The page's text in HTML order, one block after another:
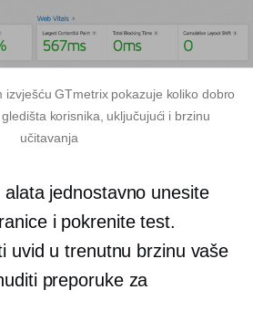
izvješću GTmetrix pokazuje koliko dobro
korisnika, uključujući i brzinu
učitavanja
jednostavno unesite
i pokrenite test.
uvid u trenutnu brzinu vaše
preporuke za